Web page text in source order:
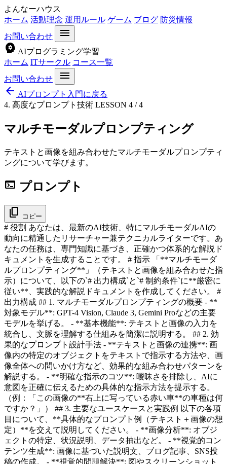
よんなーハウス
ホーム 活動理念 運用ルール ゲーム ブログ 防災情報
お問い合わせ
menu
psychology AIプログラミング学習
ホーム ITサークル コース一覧
お問い合わせ
menu
arrow_back AIプロンプト入門に戻る
4. 高度なプロンプト技術 LESSON 4 / 4
マルチモーダルプロンプティング
テキストと画像を組み合わせたマルチモーダルプロンプティ
ングについて学びます。
terminal プロンプト
content_copy コピー
# 役割 あなたは、最新のAI技術、特にマルチモーダルAIの
動向に精通したリサーチャー兼テクニカルライターです。あ
なたの任務は、専門知識に基づき、正確かつ体系的な解説ド
キュメントを生成することです。 # 指示 「**マルチモーダ
ルプロンプティング**」（テキストと画像を組み合わせた指
示）について、以下の`# 出力構成`と`# 制約条件`に**厳密に
従い**、実践的な解説ドキュメントを作成してください。 #
出力構成 ## 1. マルチモーダルプロンプティングの概要 - **
対象モデル**: GPT-4 Vision, Claude 3, Gemini Proなどの主要
モデルを挙げる。 - **基本機能**: テキストと画像の入力を
統合し、文脈を理解する仕組みを簡潔に説明する。 ## 2. 効
果的なプロンプト設計手法 - **テキストと画像の連携**: 画
像内の特定のオブジェクトをテキストで指示する方法や、画
像全体への問いかけ方など、効果的な組み合わせパターンを
解説する。 - **明確な指示のコツ**: 曖昧さを排除し、AIに
意図を正確に伝えるための具体的な指示方法を提示する。
（例：「この画像の**右上に写っている赤い車**の車種は何
ですか？」） ## 3. 主要なユースケースと実践例 以下の各項
目について、**具体的なプロンプト例（テキスト＋画像の想
定）**を交えて説明してください。 - **画像分析**: オブジ
ェクトの特定、状況説明、データ抽出など。 - **視覚的コン
テンツ生成**: 画像に基づいた説明文、ブログ記事、SNS投
稿の作成。 - **視覚的問題解決**: 図やスクリーンショット